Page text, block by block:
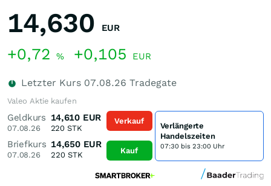
14,630 EUR
+0,72 % +0,105 EUR
Letzter Kurs 07.08.26 Tradegate
Valeo Aktie kaufen
Geldkurs
07.08.26
14,610 EUR
220 STK
Briefkurs
07.08.26
14,650 EUR
220STK
Verkauf
Kauf
Verlängerte
Handelszeiten
07:30 bis 23:00 Uhr